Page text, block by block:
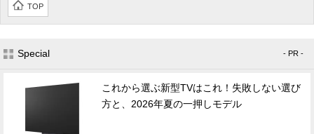
TOP
Special - PR -
これから選ぶ新型TVはこれ！失敗しない選び
方と、2026年夏の一押しモデル